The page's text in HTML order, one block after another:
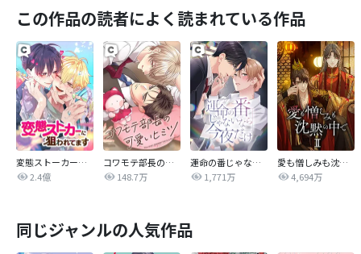
この作品の読者によく読まれている作品
変態ストーカーに狙われてます
2.4億
コワモテ部長の可愛いヒミツ
148.7万
運命の番じゃないなら今夜だけ
1,771万
愛も憎しみも沈黙の中で
4,694万
同じジャンルの人気作品